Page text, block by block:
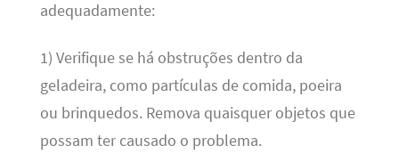
adequadamente:
1) Verifique se há obstruções dentro da
geladeira, como partículas de comida, poeira
ou brinquedos. Remova quaisquer objetos que
possam ter causado o problema.